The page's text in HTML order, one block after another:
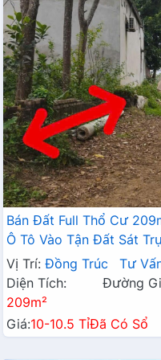
Bán Đất Full Thổ Cư
Ô Tô Vào Tận Đất Sát
Doanh Liên Xã
Vị Trí: Đồng Trúc Tư
Diện Tích:
209m²
Đường
Giá:10-10.5 TỉĐã Có Sổ